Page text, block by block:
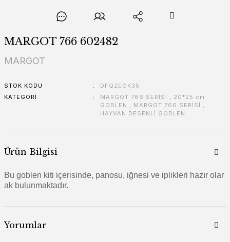
MARGOT 766 602482
MARGOT
STOK KODU
DFQZEGK35
KATEGORI
MARGOT 766 SERİSİ , 20*25 cm
GOBLEN , MARGOT 766 SERİSİ ,
HAYVAN DESENLİ GOBLEN
Ürün Bilgisi
Bu goblen kiti içerisinde, panosu, iğnesi ve iplikleri hazır olar
ak bulunmaktadır.
Yorumlar